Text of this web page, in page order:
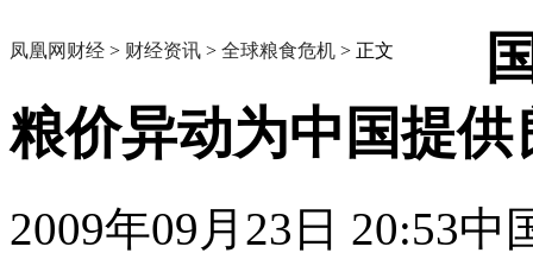
凤凰网财经 > 财经资讯 > 全球粮食危机 > 正文
粮价异动为中国提供
2009年09月23日 20:53中